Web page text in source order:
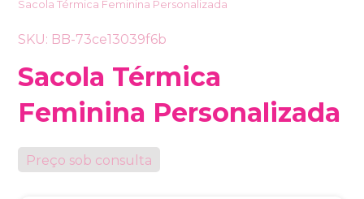
Sacola Térmica Feminina Personalizada
SKU: BB-73ce13039f6b
Sacola Térmica
Feminina Personalizada
Preço sob consulta